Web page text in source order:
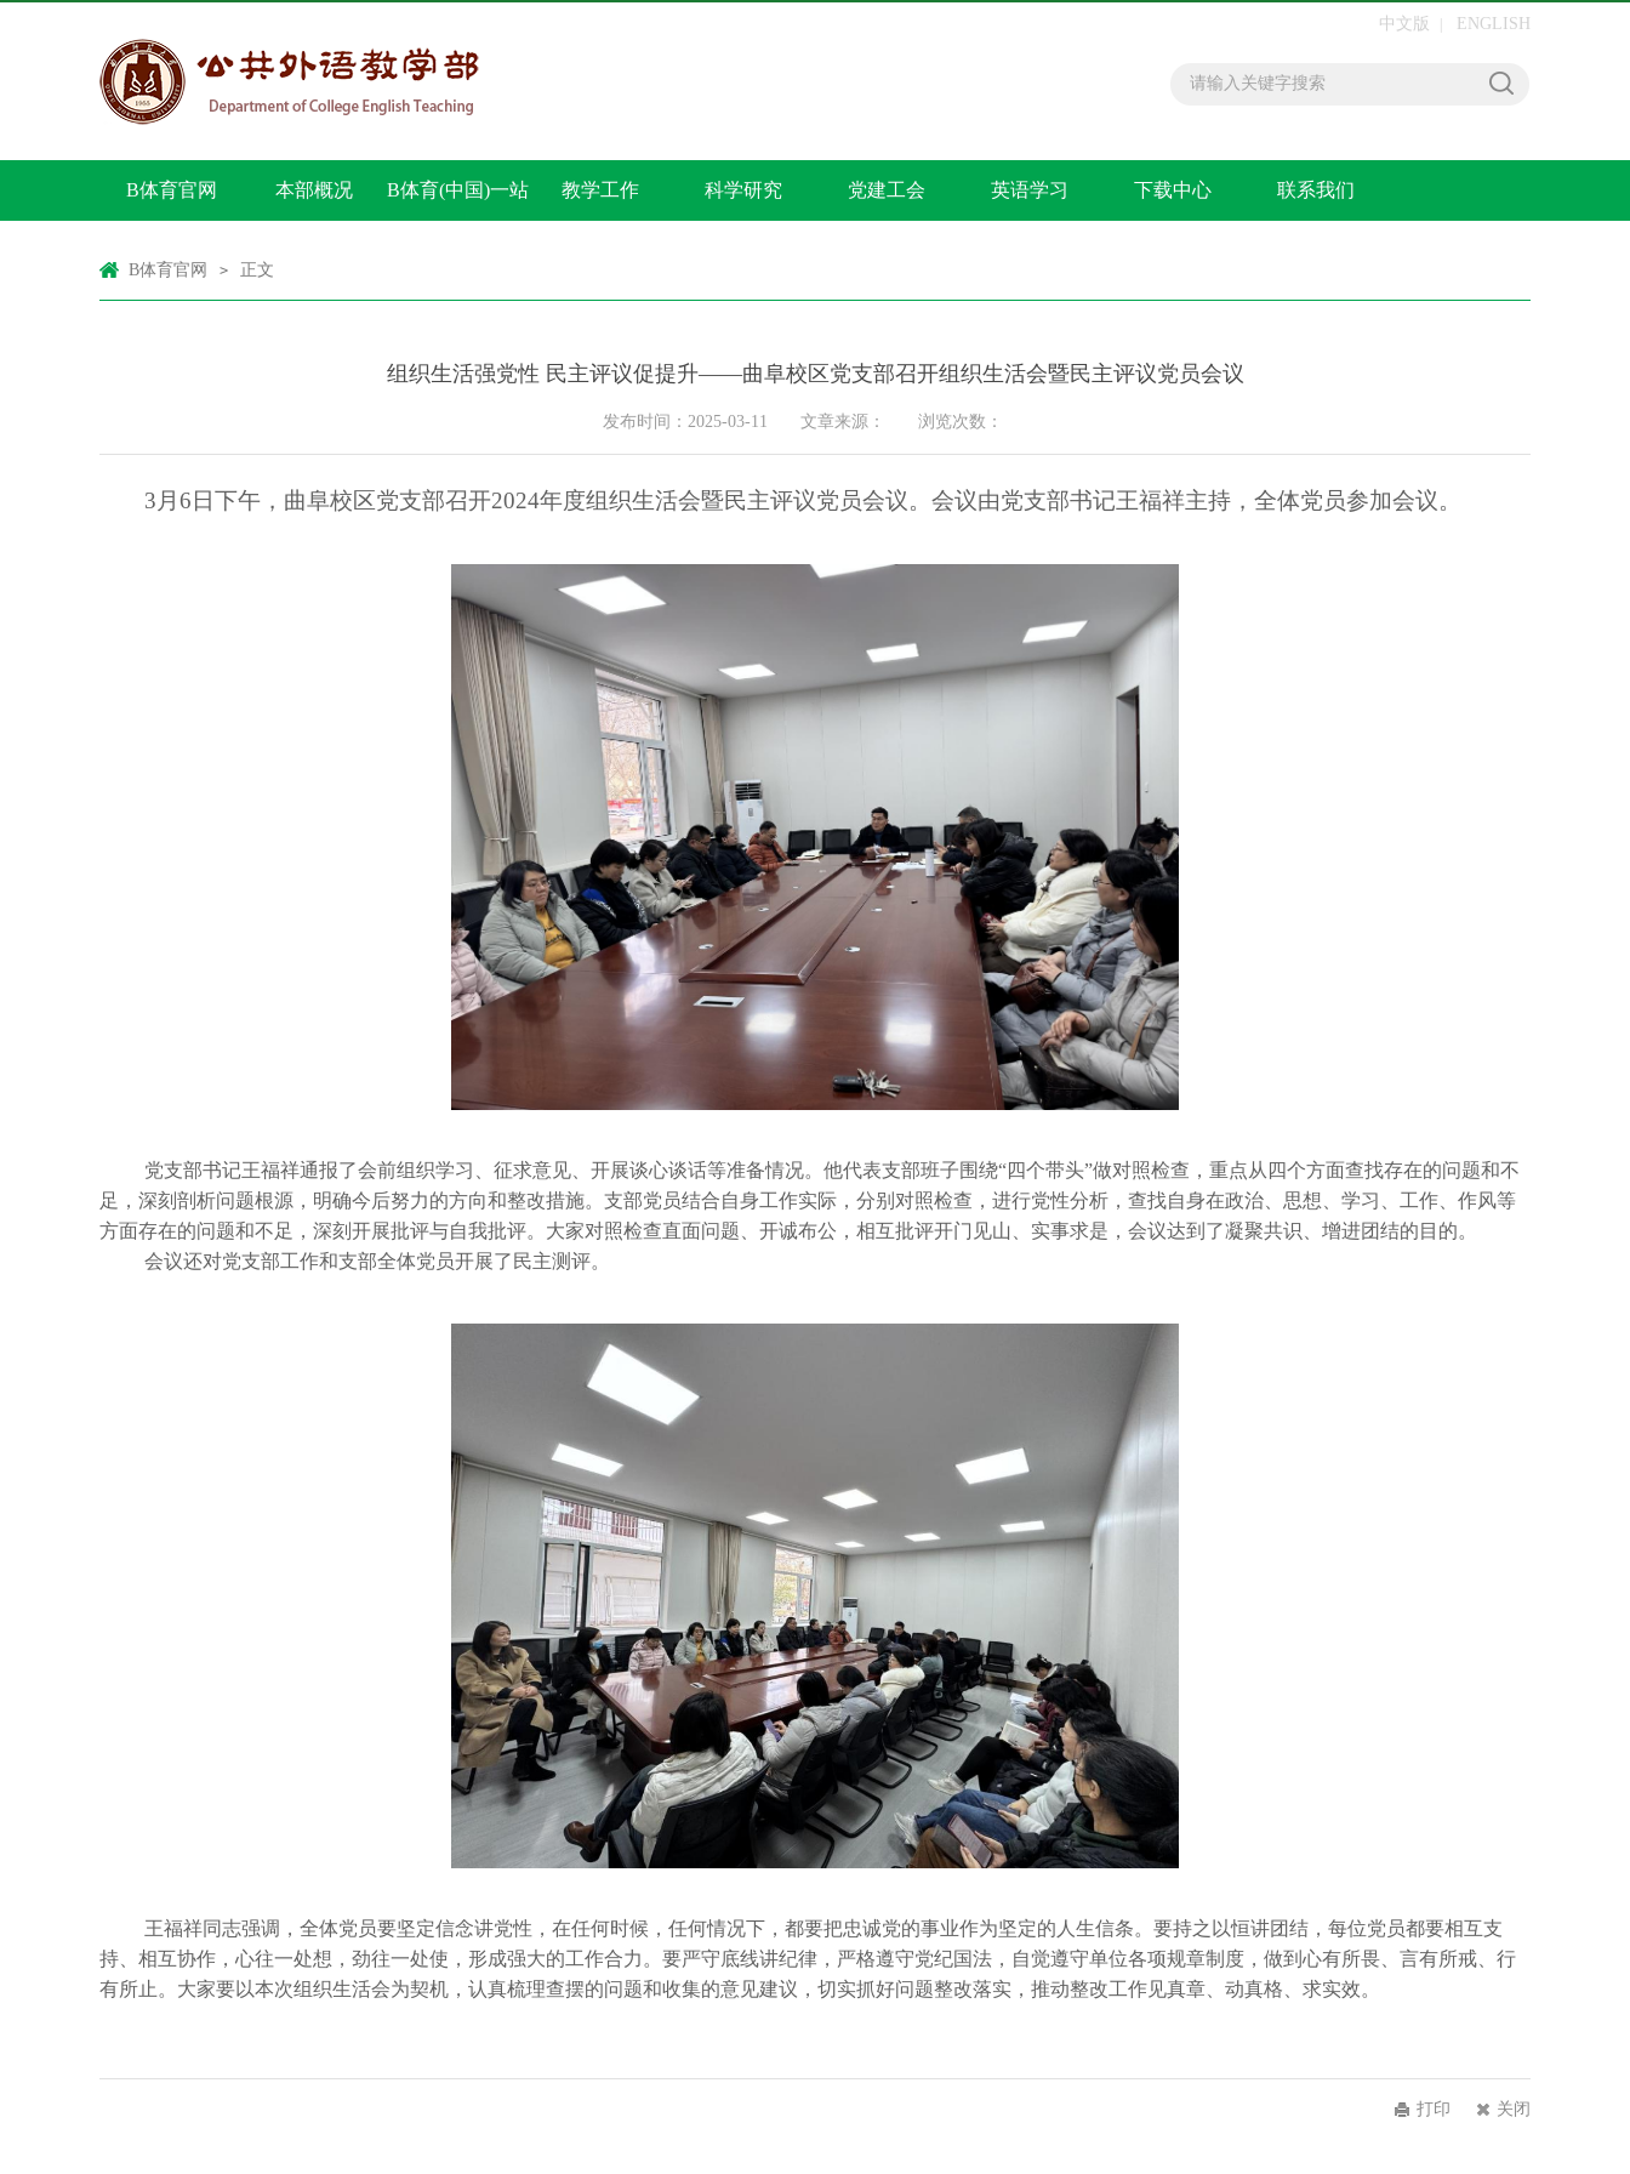
中文版 ENGLISH
B体育官网 本部概况 B体育(中国)一站 教学工作 科学研究 党建工会 英语学习 下载中心 联系我们
B体育官网 > 正文
组织生活强党性 民主评议促提升——曲阜校区党支部召开组织生活会暨民主评议党员会议
发布时间：2025-03-11 文章来源： 浏览次数：
3月6日下午， 曲阜校区党支部召开2024年度组织生活会暨民主评议党员会议。 会议由党支部书记王福祥主持，全体党员参加会议。
党支部书记王福祥通报了会前组织学习、征求意见、开展谈心谈话等准备情况。他代表支部班子围绕“四个带头”做对照检查，重点从四个方面查找存在的问题和不
足，深刻剖析问题根源，明确今后努力的方向和整改措施。支部党员结合自身工作实际，分别对照检查，进行党性分析，查找自身在政治、思想、学习、工作、作风等
方面存在的问题和不足，深刻开展批评与自我批评。大家对照检查直面问题、开诚布公，相互批评开门见山、实事求是，会议达到了凝聚共识、增进团结的目的。
会议还对党支部工作和支部全体党员开展了民主测评。
王福祥同志强调，全体党员要坚定信念讲党性，在任何时候，任何情况下，都要把忠诚党的事业作为坚定的人生信条。要持之以恒讲团结，每位党员都要相互支
持、相互协作，心往一处想，劲往一处使，形成强大的工作合力。要严守底线讲纪律，严格遵守党纪国法，自觉遵守单位各项规章制度，做到心有所畏、言有所戒、行
有所止。大家要以本次组织生活会为契机，认真梳理查摆的问题和收集的意见建议，切实抓好问题整改落实，推动整改工作见真章、动真格、求实效。
关闭
打印